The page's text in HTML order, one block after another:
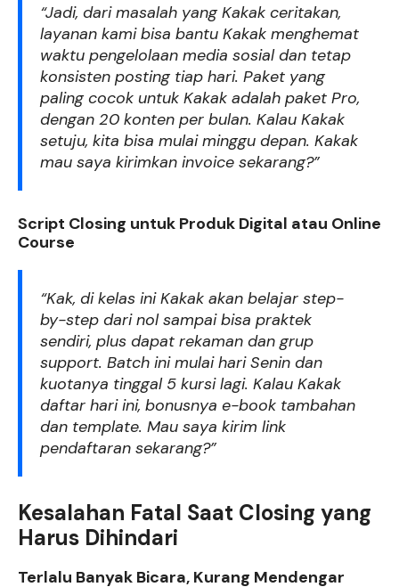
“Jadi, dari masalah yang Kakak ceritakan,
layanan kami bisa bantu Kakak menghemat
waktu pengelolaan media sosial dan tetap
konsisten posting tiap hari. Paket yang
paling cocok untuk Kakak adalah paket Pro,
dengan 20 konten per bulan. Kalau Kakak
setuju, kita bisa mulai minggu depan. Kakak
mau saya kirimkan invoice sekarang?”
Script Closing untuk Produk Digital atau Online
Course
“Kak, di kelas ini Kakak akan belajar step-
by-step dari nol sampai bisa praktek
sendiri, plus dapat rekaman dan grup
support. Batch ini mulai hari Senin dan
kuotanya tinggal 5 kursi lagi. Kalau Kakak
daftar hari ini, bonusnya e-book tambahan
dan template. Mau saya kirim link
pendaftaran sekarang?”
Kesalahan Fatal Saat Closing yang
Harus Dihindari
Terlalu Banyak Bicara, Kurang Mendengar